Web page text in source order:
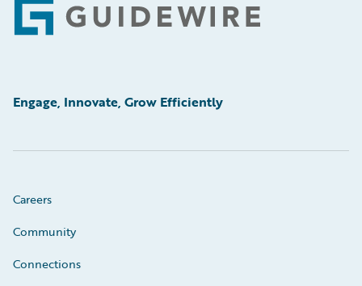
Footer
Engage, Innovate, Grow Efficiently
Careers
Community
Connections